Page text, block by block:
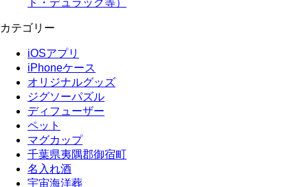
カテゴリー
iOSアプリ
iPhoneケース
オリジナルグッズ
ジグソーパズル
ディフューザー
ペット
マグカップ
千葉県夷隅郡御宿町
名入れ酒
宇宙海洋葬